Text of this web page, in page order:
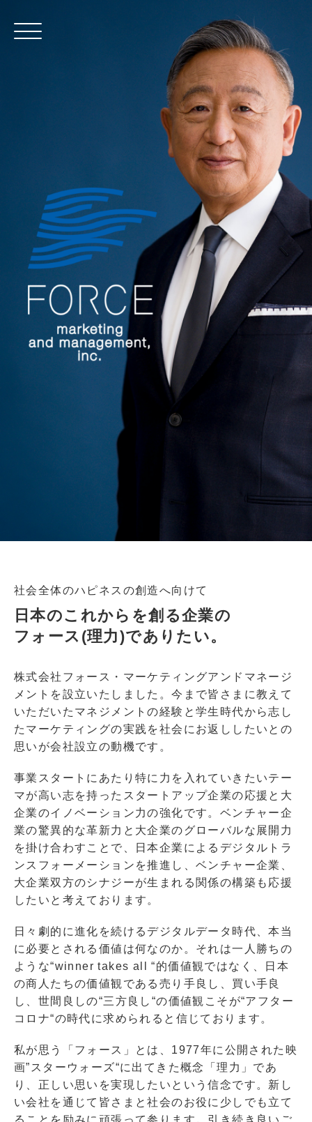
社会全体のハピネスの創造へ向けて
日本のこれからを創る企業の
フォース(理力)でありたい。
株式会社フォース・マーケティングアンドマネージ
メントを設立いたしました。今まで皆さまに教えて
いただいたマネジメントの経験と学生時代から志し
たマーケティングの実践を社会にお返ししたいとの
思いが会社設立の動機です。
事業スタートにあたり特に力を入れていきたいテー
マが高い志を持ったスタートアップ企業の応援と大
企業のイノベーション力の強化です。ベンチャー企
業の驚異的な革新力と大企業のグローバルな展開力
を掛け合わすことで、日本企業によるデジタルトラ
ンスフォーメーションを推進し、ベンチャー企業、
大企業双方のシナジーが生まれる関係の構築も応援
したいと考えております。
日々劇的に進化を続けるデジタルデータ時代、本当
に必要とされる価値は何なのか。それは一人勝ちの
ような“winner takes all “的価値観ではなく、日本
の商人たちの価値観である売り手良し、買い手良
し、世間良しの“三方良し“の価値観こそが“アフター
コロナ“の時代に求められると信じております。
私が思う「フォース」とは、1977年に公開された映
画”スターウォーズ“に出てきた概念「理力」であ
り、正しい思いを実現したいという信念です。新し
い会社を通じて皆さまと社会のお役に少しでも立て
ることを励みに頑張って参ります。引き続き良いご